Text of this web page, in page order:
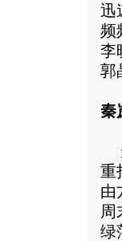
迅
频
李
郭
秦
重
由
周
绿